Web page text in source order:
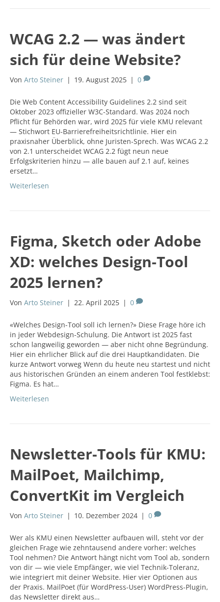
WCAG 2.2 — was ändert
sich für deine Website?
Von Arto Steiner | 19. August 2025 | 0
Die Web Content Accessibility Guidelines 2.2 sind seit
Oktober 2023 offizieller W3C-Standard. Was 2024 noch
Pflicht für Behörden war, wird 2025 für viele KMU relevant
— Stichwort EU-Barrierefreiheitsrichtlinie. Hier ein
praxisnaher Überblick, ohne Juristen-Sprech. Was WCAG 2.2
von 2.1 unterscheidet WCAG 2.2 fügt neun neue
Erfolgskriterien hinzu — alle bauen auf 2.1 auf, keines
ersetzt…
Weiterlesen
Figma, Sketch oder Adobe
XD: welches Design-Tool
2025 lernen?
Von Arto Steiner | 22. April 2025 | 0
«Welches Design-Tool soll ich lernen?» Diese Frage höre ich
in jeder Webdesign-Schulung. Die Antwort ist 2025 fast
schon langweilig geworden — aber nicht ohne Begründung.
Hier ein ehrlicher Blick auf die drei Hauptkandidaten. Die
kurze Antwort vorweg Wenn du heute neu startest und nicht
aus historischen Gründen an einem anderen Tool festklebst:
Figma. Es hat…
Weiterlesen
Newsletter-Tools für KMU:
MailPoet, Mailchimp,
ConvertKit im Vergleich
Von Arto Steiner | 10. Dezember 2024 | 0
Wer als KMU einen Newsletter aufbauen will, steht vor der
gleichen Frage wie zehntausend andere vorher: welches
Tool nehmen? Die Antwort hängt nicht vom Tool ab, sondern
von dir — wie viele Empfänger, wie viel Technik-Toleranz,
wie integriert mit deiner Website. Hier vier Optionen aus
der Praxis. MailPoet (für WordPress-User) WordPress-Plugin,
das Newsletter direkt aus…